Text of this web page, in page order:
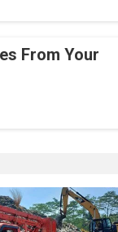
From Your